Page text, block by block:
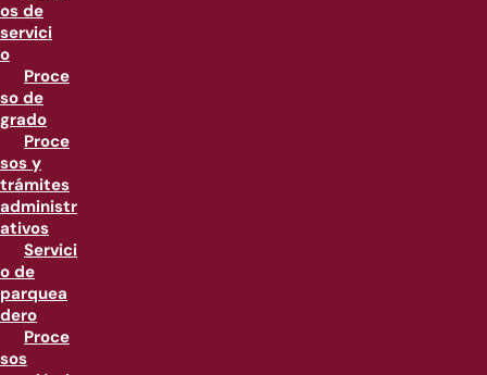
os de
servici
o
Proce
so de
grado
Proce
sos y
trámites
administr
ativos
Servici
o de
parquea
dero
Proce
sos